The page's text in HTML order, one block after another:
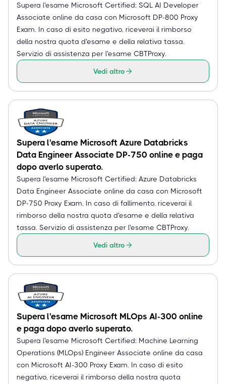
Supera l'esame Microsoft Certified: SQL AI Developer
Associate online da casa con Microsoft DP-800 Proxy
Exam. In caso di esito negativo, riceverai il rimborso
della nostra quota d'esame e della relativa tassa.
Servizio di assistenza per l'esame CBTProxy.
Vedi altro
Supera l'esame Microsoft Azure Databricks
Data Engineer Associate DP-750 online e paga
dopo averlo superato.
Supera l'esame Microsoft Certified: Azure Databricks
Data Engineer Associate online da casa con Microsoft
DP-750 Proxy Exam. In caso di fallimento, riceverai il
rimborso della nostra quota d'esame e della relativa
tassa. Servizio di assistenza per l'esame CBTProxy.
Vedi altro
Supera l'esame Microsoft MLOps AI-300 online
e paga dopo averlo superato.
Supera l'esame Microsoft Certified: Machine Learning
Operations (MLOps) Engineer Associate online da casa
con Microsoft AI-300 Proxy Exam. In caso di esito
negativo, riceverai il rimborso della nostra quota